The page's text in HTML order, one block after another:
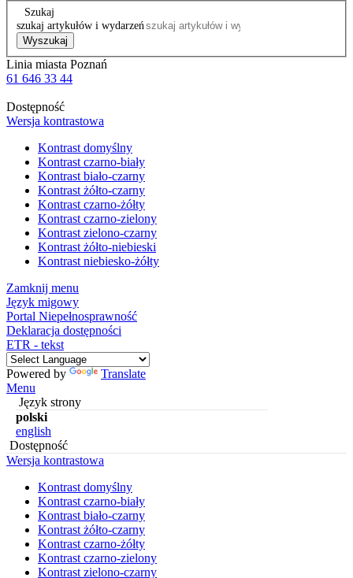
Szukaj
szukaj artykułów i wydarzeń
Wyszukaj
Linia miasta Poznań
61 646 33 44
Dostępność
Wersja kontrastowa
Kontrast domyślny
Kontrast czarno-biały
Kontrast biało-czarny
Kontrast żółto-czarny
Kontrast czarno-żółty
Kontrast czarno-zielony
Kontrast zielono-czarny
Kontrast żółto-niebieski
Kontrast niebiesko-żółty
Zamknij menu
Język migowy
Portal Niepełnosprawność
Deklaracja dostępności
ETR - tekst
Powered by
Translate
Menu
Język strony
polski
english
Dostępność
Wersja kontrastowa
Kontrast domyślny
Kontrast czarno-biały
Kontrast biało-czarny
Kontrast żółto-czarny
Kontrast czarno-żółty
Kontrast czarno-zielony
Kontrast zielono-czarny